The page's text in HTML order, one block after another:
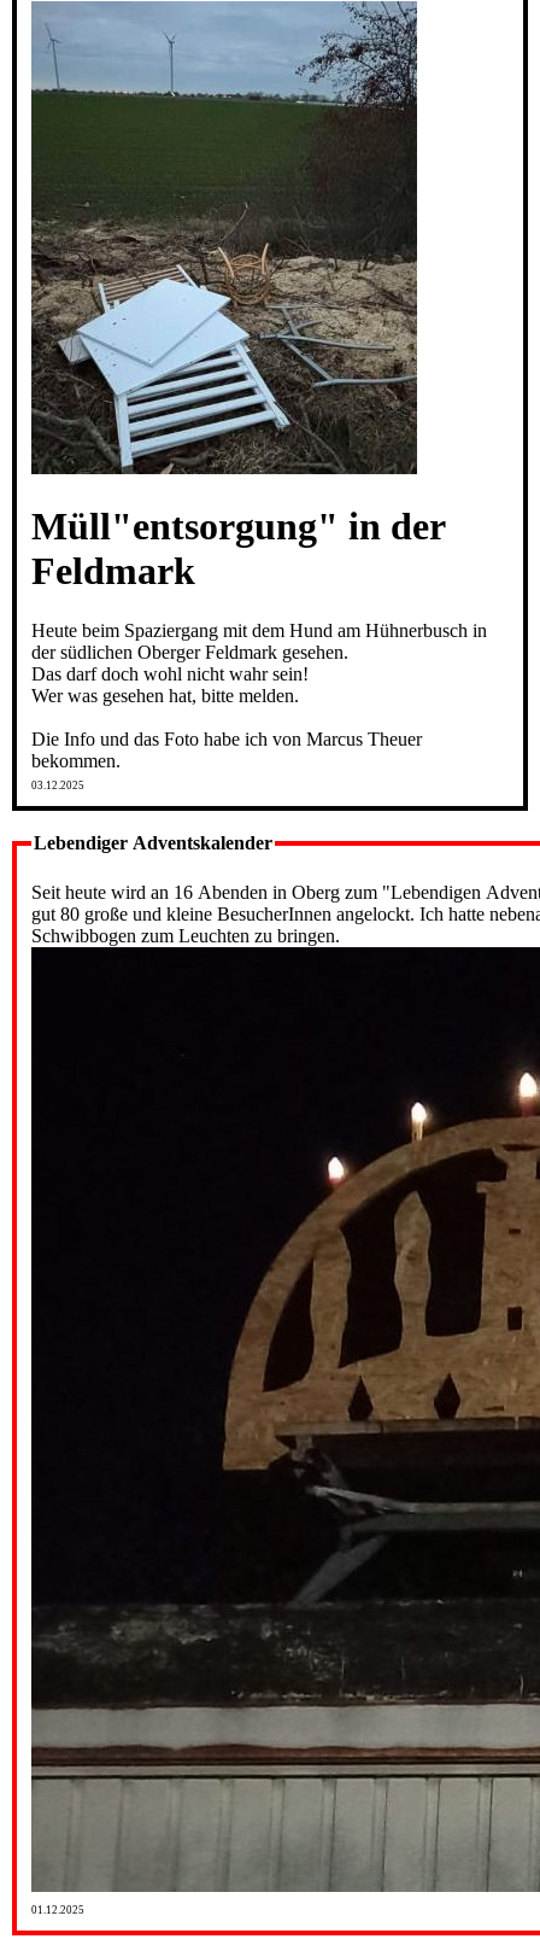
Müll"entsorgung" in der
Feldmark
Heute beim Spaziergang mit dem Hund am Hühnerbusch in
der südlichen Oberger Feldmark gesehen.
Das darf doch wohl nicht wahr sein!
Wer was gesehen hat, bitte melden.
Die Info und das Foto habe ich von Marcus Theuer
bekommen.
03.12.2025
Lebendiger Adventskalender
Seit heute wird an 16 Abenden in Oberg zum "Lebendigen
gut 80 große und kleine BesucherInnen angelockt. Ich hatte
Schwibbogen zum Leuchten zu bringen.
01.12.2025